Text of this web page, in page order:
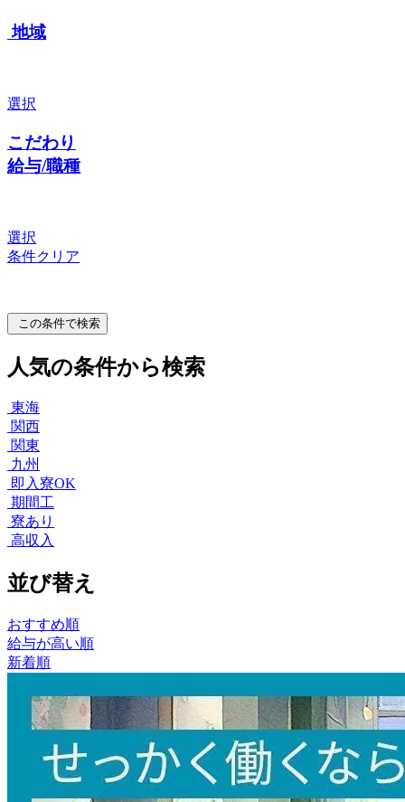
地域
選択
こだわり
給与/職種
選択
条件クリア
この条件で検索
人気の条件から検索
東海
関西
関東
九州
即入寮OK
期間工
寮あり
高収入
並び替え
おすすめ順
給与が高い順
新着順